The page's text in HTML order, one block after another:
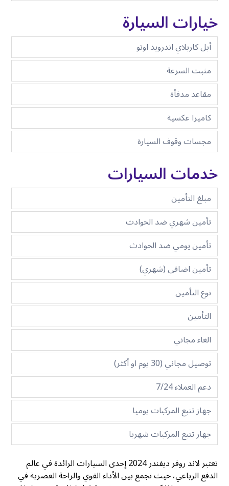
خيارات السيارة
أبل كاربلاي اندرويد اوتو
مثبت السرعة
مقاعد مدفأة
كاميرا عكسية
مجسات وقوف السيارة
خدمات السيارات
مبلغ التأمين
تأمين شهري ضد الحوادث
تأمين يومي ضد الحوادث
تأمين اضافي (شهري)
نوع التأمين
التأمين
الغاء مجاني
توصيل مجاني (30 يوم او أكثر)
دعم العملاء 7/24
جهاز تتبع المركبات يوميا
جهاز تتبع المركبات شهريا
تعتبر لاند روفر ديفندر 2024 إحدى السيارات الرائدة في عالم
الدفع الرباعي، حيث تجمع بين الأداء القوي والراحة العصرية في